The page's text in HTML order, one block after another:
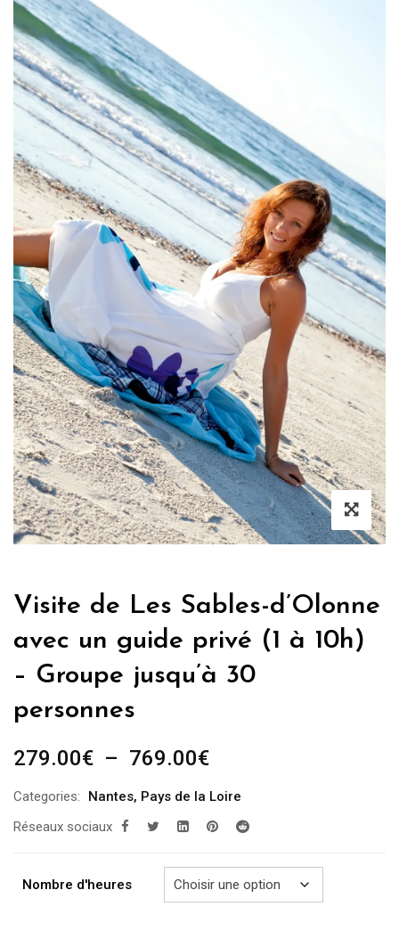
Visite de Les Sables-d’Olonne
avec un guide privé (1 à 10h)
– Groupe jusqu’à 30
personnes
279.00€ – 769.00€Plage
prix :
279.00€
769.00€
Categories: Nantes, Pays de la Loire
Réseaux sociaux
Nombre d'heures